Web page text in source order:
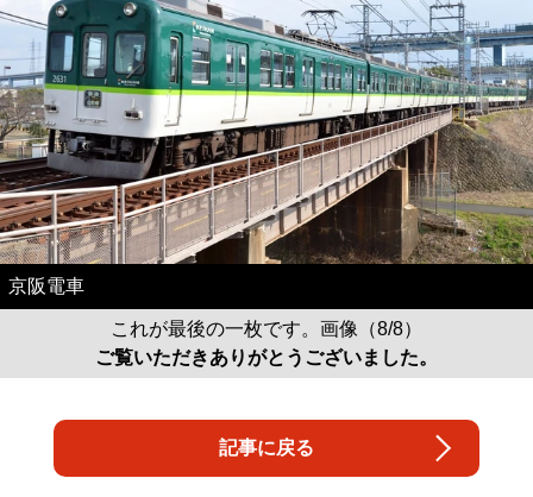
京阪電車
これが最後の一枚です。画像（8/8）
ご覧いただきありがとうございました。
記事に戻る